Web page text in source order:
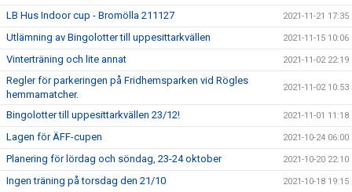
LB Hus Indoor cup - Bromölla 211127 2021-11-21 17:35
Utlämning av Bingolotter till uppesittarkvällen 2021-11-15 10:06
Vinterträning och lite annat 2021-11-02 22:19
Regler för parkeringen på Fridhemsparken vid Rögles
hemmamatcher.
2021-11-02 10:53
Bingolotter till uppesittarkvällen 23/12! 2021-11-01 11:18
Lagen för ÄFF-cupen 2021-10-24 06:00
Planering för lördag och söndag, 23-24 oktober 2021-10-20 22:10
Ingen träning på torsdag den 21/10 2021-10-18 19:15